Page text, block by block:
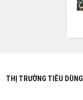
THỊ TRƯỜNG TIÊU DÙNG